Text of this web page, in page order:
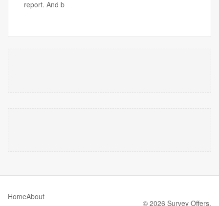
report. And b
HomeAbout
© 2026 Survey Offers.